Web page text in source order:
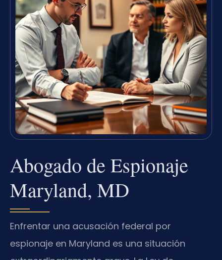
Abogado de Espionaje
Maryland, MD
Enfrentar una acusación federal por
espionaje en Maryland es una situación